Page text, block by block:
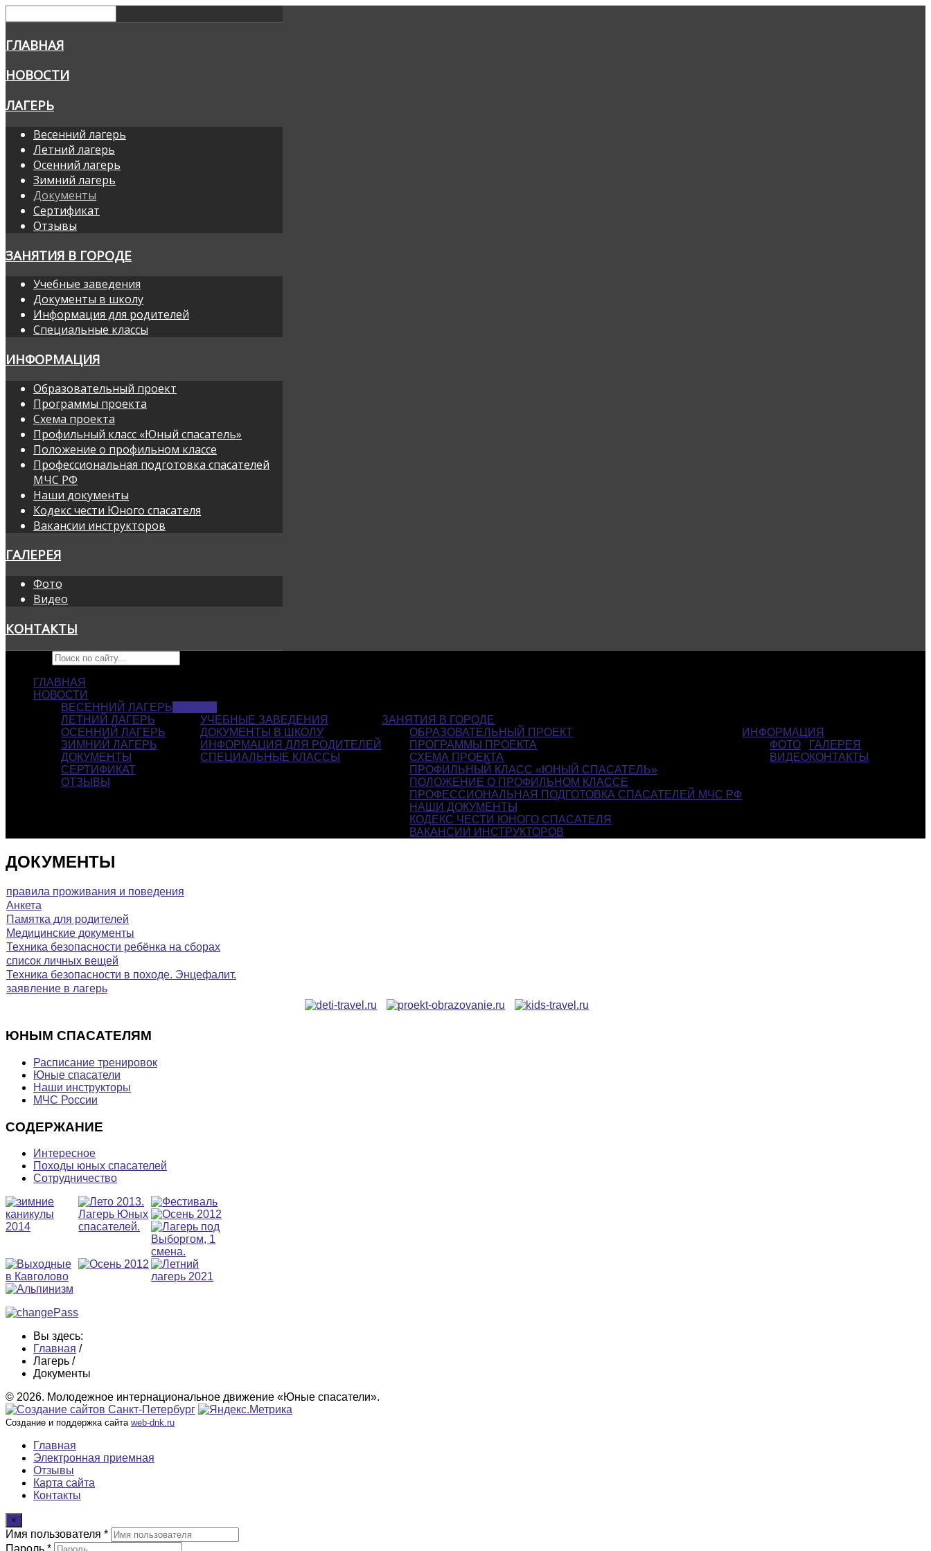
ГЛАВНАЯ
НОВОСТИ
ЛАГЕРЬ
Весенний лагерь
Летний лагерь
Осенний лагерь
Зимний лагерь
Документы
Сертификат
Отзывы
ЗАНЯТИЯ В ГОРОДЕ
Учебные заведения
Документы в школу
Информация для родителей
Специальные классы
ИНФОРМАЦИЯ
Образовательный проект
Программы проекта
Схема проекта
Профильный класс «Юный спасатель»
Положение о профильном классе
Профессиональная подготовка спасателей
МЧС РФ
Наши документы
Кодекс чести Юного спасателя
Вакансии инструкторов
ГАЛЕРЕЯ
Фото
Видео
КОНТАКТЫ
ГЛАВНАЯ
НОВОСТИ
ВЕСЕННИЙ ЛАГЕРЬ
ЛЕТНИЙ ЛАГЕРЬ
ОСЕННИЙ ЛАГЕРЬ
ЗИМНИЙ ЛАГЕРЬ
ДОКУМЕНТЫ
СЕРТИФИКАТ
ОТЗЫВЫ
ЗАНЯТИЯ В ГОРОДЕ
УЧЕБНЫЕ ЗАВЕДЕНИЯ
ДОКУМЕНТЫ В ШКОЛУ
ИНФОРМАЦИЯ ДЛЯ РОДИТЕЛЕЙ
СПЕЦИАЛЬНЫЕ КЛАССЫ
ИНФОРМАЦИЯ
ОБРАЗОВАТЕЛЬНЫЙ ПРОЕКТ
ПРОГРАММЫ ПРОЕКТА
СХЕМА ПРОЕКТА
ПРОФИЛЬНЫЙ КЛАСС «ЮНЫЙ СПАСАТЕЛЬ»
ПОЛОЖЕНИЕ О ПРОФИЛЬНОМ КЛАССЕ
ПРОФЕССИОНАЛЬНАЯ ПОДГОТОВКА СПАСАТЕЛЕЙ МЧС РФ
НАШИ ДОКУМЕНТЫ
КОДЕКС ЧЕСТИ ЮНОГО СПАСАТЕЛЯ
ВАКАНСИИ ИНСТРУКТОРОВ
ГАЛЕРЕЯ
ФОТО
ВИДЕОКОНТАКТЫ
ДОКУМЕНТЫ
правила проживания и поведения
Анкета
Памятка для родителей
Медицинские документы
Техника безопасности ребёнка на сборах
список личных вещей
Техника безопасности в походе. Энцефалит.
заявление в лагерь
ЮНЫМ СПАСАТЕЛЯМ
Расписание тренировок
Юные спасатели
Наши инструкторы
МЧС России
СОДЕРЖАНИЕ
Интересное
Походы юных спасателей
Сотрудничество
Вы здесь:
Главная /
Лагерь /
Документы
© 2026. Молодежное интернациональное движение «Юные спасатели».
Создание и поддержка сайта web-dnk.ru
Главная
Электронная приемная
Отзывы
Карта сайта
Контакты
×
Имя пользователя *